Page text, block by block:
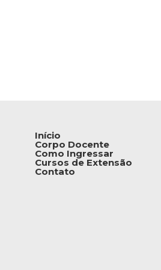
Início
Corpo Docente
Como Ingressar
Cursos de Extensão
Contato